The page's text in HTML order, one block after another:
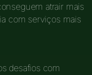
atrair mais
com serviços mais
desafios com